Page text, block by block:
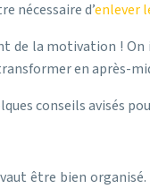
nécessaire d’enlever
de la motivation !
en après-
conseils avisés
être bien